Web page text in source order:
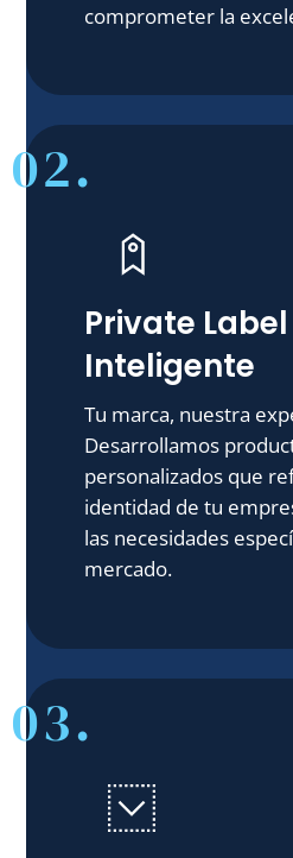
comprometer la
02.
Private Label
Inteligente
Tu marca, nuestra
Desarrollamos
personalizados que
identidad de tu
las necesidades
mercado.
03.